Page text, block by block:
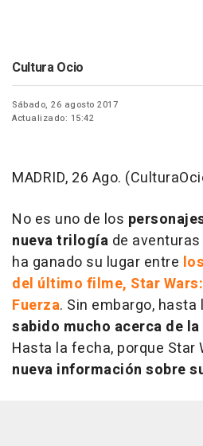
Cultura Ocio
Sábado, 26 agosto 2017
Actualizado: 15:42
MADRID, 26 Ago.
No es uno de los
nueva trilogía de
ha ganado su lugar entre
del último filme, Star
Fuerza. Sin embargo, hasta
sabido mucho acerca de
Hasta la fecha, porque Star
nueva información sobre